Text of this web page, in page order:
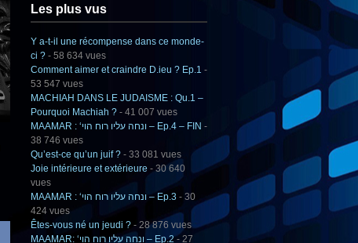
Les plus vus
Y a-t-il une récompense dans ce monde-
ci ? - 58 634 vues
Comment aimer et craindre D.ieu ? Ep.1 -
53 547 vues
MACHIAH DANS LE JUDAISME : Qu.1 –
Pourquoi Machiah ? - 41 007 vues
MAAMAR : ‘ונחה עליו רוח הוי – Ep.4 – FIN -
38 746 vues
Qu’est-ce qu’un juif ? - 33 081 vues
Joie intérieure et extérieure - 30 640
vues
MAAMAR : ‘ונחה עליו רוח הוי – Ep.3 - 30
424 vues
Êtes-vous né un jeudi ? - 28 876 vues
MAAMAR: ‘ונחה עליו רוח הוי – Ep.2- 27